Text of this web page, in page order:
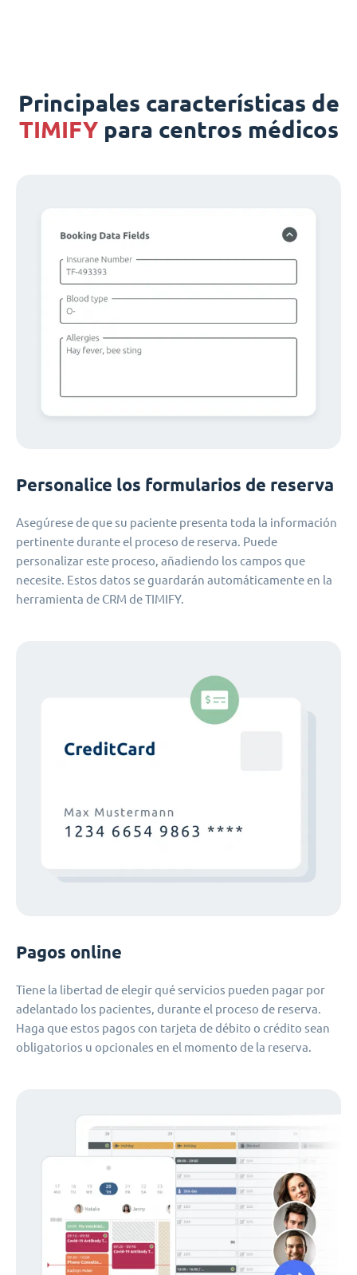
Principales características de
TIMIFYpara centros médicos
Personalice los formularios de reserva
Asegúrese de que su paciente presenta toda la información
pertinente durante el proceso de reserva. Puede
personalizar este proceso, añadiendo los campos que
necesite. Estos datos se guardarán automáticamente en la
herramienta de CRM de TIMIFY.
Pagos online
Tiene la libertad de elegir qué servicios pueden pagar por
adelantado los pacientes, durante el proceso de reserva.
Haga que estos pagos con tarjeta de débito o crédito sean
obligatorios u opcionales en el momento de la reserva.